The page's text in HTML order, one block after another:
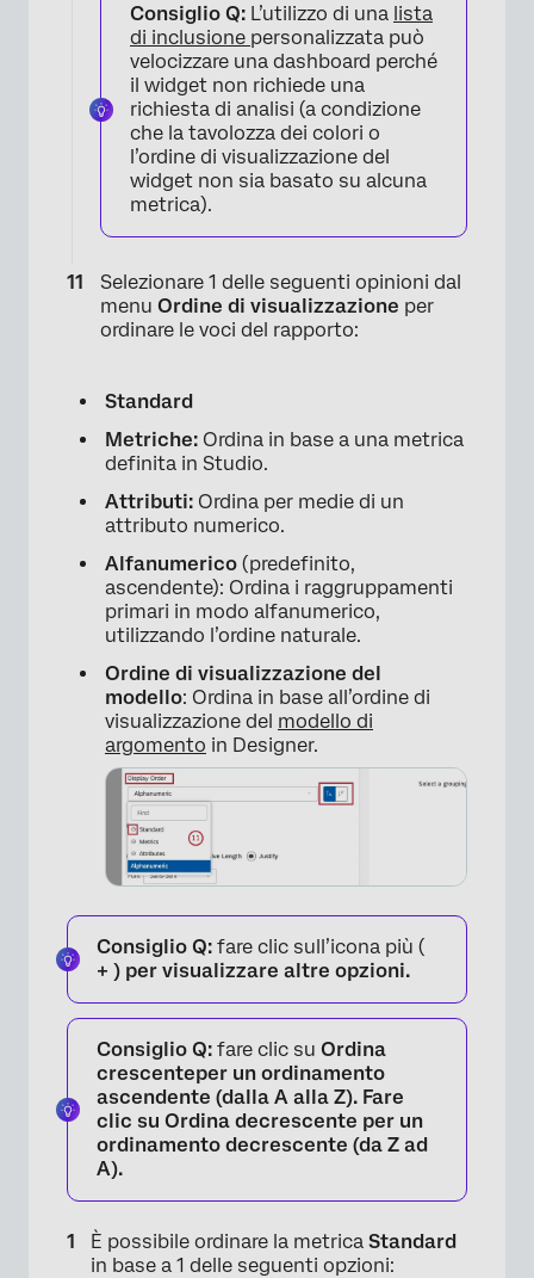
×
Consiglio Q: L’utilizzo di una lista
di inclusione personalizzata può
velocizzare una dashboard perché
il widget non richiede una
richiesta di analisi (a condizione
che la tavolozza dei colori o
l’ordine di visualizzazione del
widget non sia basato su alcuna
metrica).
Selezionare 1 delle seguenti opinioni dal
menu Ordine di visualizzazione per
ordinare le voci del rapporto:
Standard
Metriche: Ordina in base a una metrica
definita in Studio.
Attributi: Ordina per medie di un
attributo numerico.
Alfanumerico (predefinito,
ascendente): Ordina i raggruppamenti
primari in modo alfanumerico,
utilizzando l’ordine naturale.
Ordine di visualizzazione del
modello: Ordina in base all’ordine di
visualizzazione del modello di
argomento in Designer.
Consiglio Q: fare clic sull’icona più (
+ ) per visualizzare altre opzioni.
Consiglio Q: fare clic su Ordina
crescenteper un ordinamento
ascendente (dalla A alla Z). Fare
clic su Ordina decrescente per un
ordinamento decrescente (da Z ad
A).
È possibile ordinare la metrica Standard
in base a 1 delle seguenti opzioni: